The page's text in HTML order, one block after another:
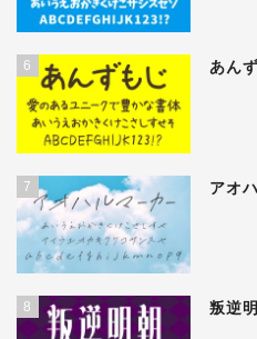
6 あん
7 アオ
8 叛逆